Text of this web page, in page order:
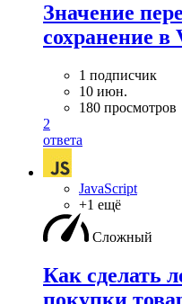
Значение
сохранение в
1 подписчик
10 июн.
180 просмотров
2
ответа
JavaScript
+1 ещё
Сложный
Как сделать